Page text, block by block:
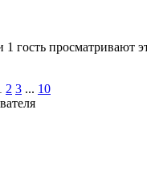
1 гость просматривают
2 3 ... 10